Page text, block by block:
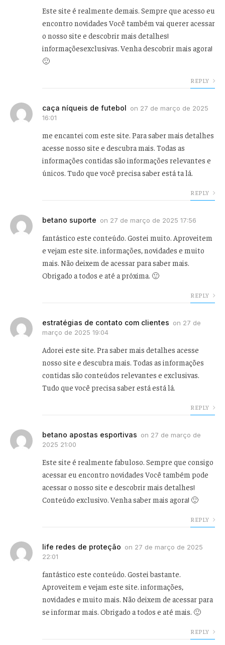
Este site é realmente demais. Sempre que acesso eu
encontro novidades Você também vai querer acessar
o nosso site e descobrir mais detalhes!
informaçõesexclusivas. Venha descobrir mais agora!
🙂
REPLY
caça níqueis de futebol on 27 de março de 2025
16:01
me encantei com este site. Para saber mais detalhes
acesse nosso site e descubra mais. Todas as
informações contidas são informações relevantes e
únicos. Tudo que você precisa saber está ta lá.
REPLY
betano suporte on 27 de março de 2025 17:56
fantástico este conteúdo. Gostei muito. Aproveitem
e vejam este site. informações, novidades e muito
mais. Não deixem de acessar para saber mais.
Obrigado a todos e até a próxima. 🙂
REPLY
estratégias de contato com clientes on 27 de
março de 2025 19:04
Adorei este site. Pra saber mais detalhes acesse
nosso site e descubra mais. Todas as informações
contidas são conteúdos relevantes e exclusivas.
Tudo que você precisa saber está está lá.
REPLY
betano apostas esportivas on 27 de março de
2025 21:00
Este site é realmente fabuloso. Sempre que consigo
acessar eu encontro novidades Você também pode
acessar o nosso site e descobrir mais detalhes!
Conteúdo exclusivo. Venha saber mais agora! 🙂
REPLY
life redes de proteção on 27 de março de 2025
22:01
fantástico este conteúdo. Gostei bastante.
Aproveitem e vejam este site. informações,
novidades e muito mais. Não deixem de acessar para
se informar mais. Obrigado a todos e até mais. 🙂
REPLY